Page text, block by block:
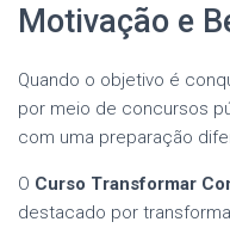
Motivação e
Quando o objetivo é
por meio de concursos
com uma preparação
O Curso Transformar
destacado por